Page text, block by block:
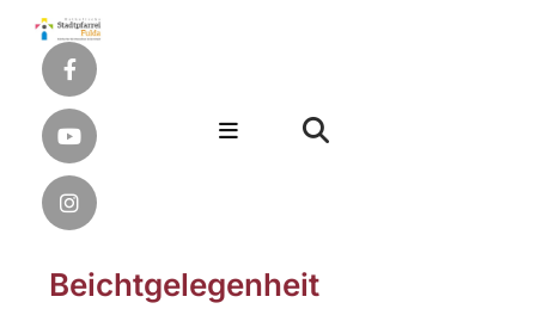
Beichtgelegenheit